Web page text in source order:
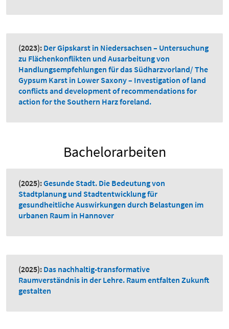
(2023): Der Gipskarst in Niedersachsen – Untersuchung
zu Flächenkonflikten und Ausarbeitung von
Handlungsempfehlungen für das Südharzvorland/ The
Gypsum Karst in Lower Saxony – Investigation of land
conflicts and development of recommendations for
action for the Southern Harz foreland.
Bachelorarbeiten
(2025):Gesunde Stadt. Die Bedeutung von
Stadtplanung und Stadtentwicklung für
gesundheitliche Auswirkungen durch Belastungen im
urbanen Raum in Hannover
(2025): Das nachhaltig-transformative
Raumverständnis in der Lehre. Raum entfalten Zukunft
gestalten